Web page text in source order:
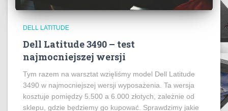
DELL LATITUDE
Dell Latitude 3490 – test
najmocniejszej wersji
Tym razem na warsztat wzięliśmy model Dell Latitude
3490 w najmocniejszej wersji wyposażenia. Ta wersja
kosztuje pomiędzy 5.500 a 6.000 złotych, zależnie od
sklepu, gdzie będziemy go kupować. Sprawdzimy jakie